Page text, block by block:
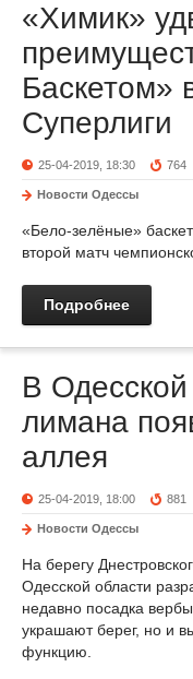
«Химик»
Баскетом»
Суперлиги
25-04-2019, 18:30 764
Новости Одессы
«Бело-зелёные»
второй матч
Подробнее
В Одесской
лимана
аллея
25-04-2019, 18:00 881
Новости Одессы
На берегу
Одесской области
недавно посадка
украшают берег, но и
функцию.